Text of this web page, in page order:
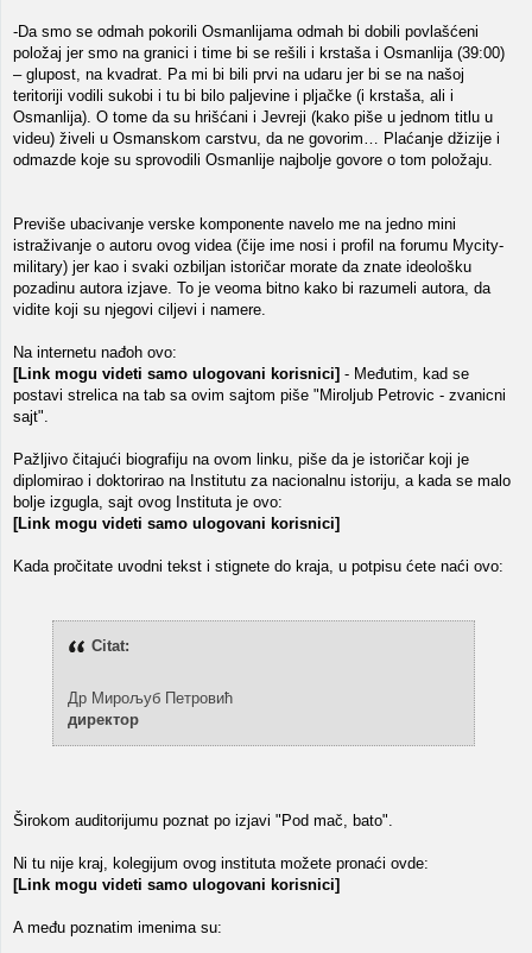
-Da smo se odmah pokorili Osmanlijama odmah bi dobili povlašćeni
položaj jer smo na granici i time bi se rešili i krstaša i Osmanlija (39:00)
– glupost, na kvadrat. Pa mi bi bili prvi na udaru jer bi se na našoj
teritoriji vodili sukobi i tu bi bilo paljevine i pljačke (i krstaša, ali i
Osmanlija). O tome da su hrišćani i Jevreji (kako piše u jednom titlu u
videu) živeli u Osmanskom carstvu, da ne govorim… Plaćanje džizije i
odmazde koje su sprovodili Osmanlije najbolje govore o tom položaju.
Previše ubacivanje verske komponente navelo me na jedno mini
istraživanje o autoru ovog videa (čije ime nosi i profil na forumu Mycity-
military) jer kao i svaki ozbiljan istoričar morate da znate ideološku
pozadinu autora izjave. To je veoma bitno kako bi razumeli autora, da
vidite koji su njegovi ciljevi i namere.
Na internetu nađoh ovo:
[Link mogu videti samo ulogovani korisnici] - Međutim, kad se
postavi strelica na tab sa ovim sajtom piše "Miroljub Petrovic - zvanicni
sajt".
Pažljivo čitajući biografiju na ovom linku, piše da je istoričar koji je
diplomirao i doktorirao na Institutu za nacionalnu istoriju, a kada se malo
bolje izgugla, sajt ovog Instituta je ovo:
[Link mogu videti samo ulogovani korisnici]
Kada pročitate uvodni tekst i stignete do kraja, u potpisu ćete naći ovo:
Citat:
Др Мирољуб Петровић
директор
Širokom auditorijumu poznat po izjavi "Pod mač, bato".
Ni tu nije kraj, kolegijum ovog instituta možete pronaći ovde:
[Link mogu videti samo ulogovani korisnici]
A među poznatim imenima su: